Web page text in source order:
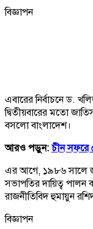
বিজ্ঞাপন
এবারের নির্বাচনে ড.
দ্বিতীয়বারের মতো
বসলো বাংলাদেশ।
আরও পড়ুন:চীন সফরে
এর আগে, ১৯৮৬ সালে
সভাপতির দায়িত্ব পালন
রাজনীতিবিদ হুমায়ুন
বিজ্ঞাপন